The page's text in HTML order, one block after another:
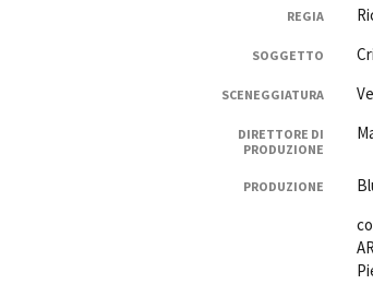
REGIA
SOGGETTO
SCENEGGIATURA
DIRETTORE DI
PRODUZIONE
PRODUZIONE